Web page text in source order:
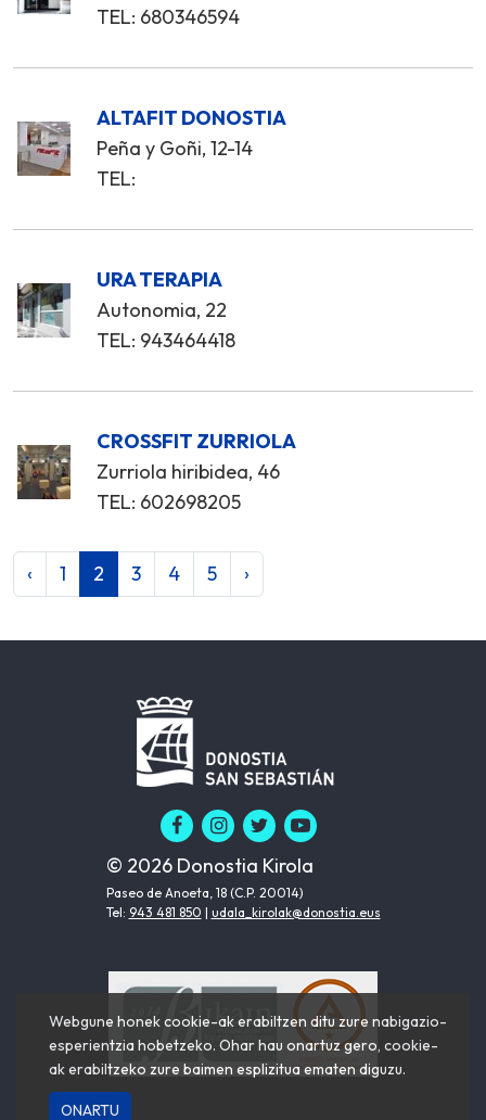
TEL: 680346594
ALTAFIT DONOSTIA
Peña y Goñi, 12-14
TEL:
URA TERAPIA
Autonomia, 22
TEL: 943464418
CROSSFIT ZURRIOLA
Zurriola hiribidea, 46
TEL: 602698205
‹ 1 2 3 4 5 ›
© 2026 Donostia Kirola
Paseo de Anoeta, 18 (C.P. 20014)
Tel: 943 481 850 | udala_kirolak@donostia.eus
Webgune honek cookie-ak erabiltzen ditu zure nabigazio-
esperientzia hobetzeko. Ohar hau onartuz gero, cookie-
ak erabiltzeko zure baimen esplizitua ematen diguzu.
ONARTU